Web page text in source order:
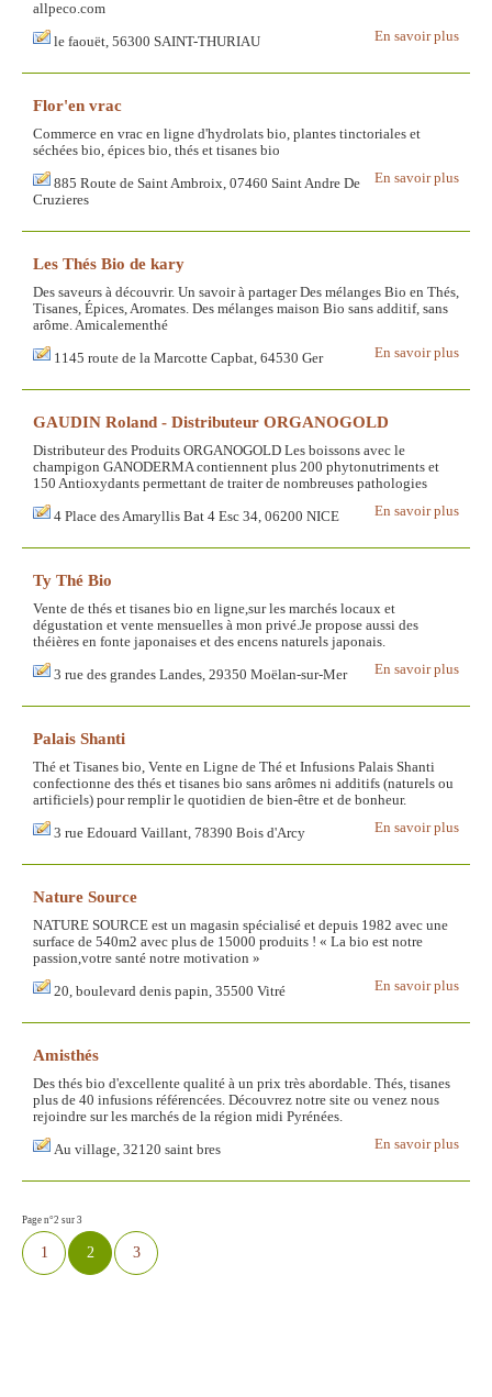
allpeco.com
En savoir plus
le faouët, 56300 SAINT-THURIAU
Flor'en vrac
Commerce en vrac en ligne d'hydrolats bio, plantes tinctoriales et
séchées bio, épices bio, thés et tisanes bio
En savoir plus
885 Route de Saint Ambroix, 07460 Saint Andre De
Cruzieres
Les Thés Bio de kary
Des saveurs à découvrir. Un savoir à partager Des mélanges Bio en Thés,
Tisanes, Épices, Aromates. Des mélanges maison Bio sans additif, sans
arôme. Amicalementhé
En savoir plus
1145 route de la Marcotte Capbat, 64530 Ger
GAUDIN Roland - Distributeur ORGANOGOLD
Distributeur des Produits ORGANOGOLD Les boissons avec le
champigon GANODERMA contiennent plus 200 phytonutriments et
150 Antioxydants permettant de traiter de nombreuses pathologies
En savoir plus
4 Place des Amaryllis Bat 4 Esc 34, 06200 NICE
Ty Thé Bio
Vente de thés et tisanes bio en ligne,sur les marchés locaux et
dégustation et vente mensuelles à mon privé.Je propose aussi des
théières en fonte japonaises et des encens naturels japonais.
En savoir plus
3 rue des grandes Landes, 29350 Moëlan-sur-Mer
Palais Shanti
Thé et Tisanes bio, Vente en Ligne de Thé et Infusions Palais Shanti
confectionne des thés et tisanes bio sans arômes ni additifs (naturels ou
artificiels) pour remplir le quotidien de bien-être et de bonheur.
En savoir plus
3 rue Edouard Vaillant, 78390 Bois d'Arcy
Nature Source
NATURE SOURCE est un magasin spécialisé et depuis 1982 avec une
surface de 540m2 avec plus de 15000 produits ! « La bio est notre
passion,votre santé notre motivation »
En savoir plus
20, boulevard denis papin, 35500 Vitré
Amisthés
Des thés bio d'excellente qualité à un prix très abordable. Thés, tisanes
plus de 40 infusions référencées. Découvrez notre site ou venez nous
rejoindre sur les marchés de la région midi Pyrénées.
En savoir plus
Au village, 32120 saint bres
Page n°2 sur 3
1 2 3